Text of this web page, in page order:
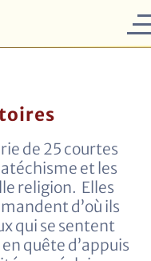
de 25 courtes
et les
religion. Elles
d’où ils
qui se sentent
quête d’appuis